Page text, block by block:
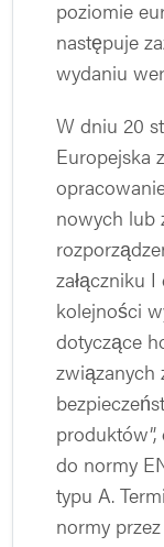
poziomie
następuje
wydaniu
W dniu 20
Europejska
nowych lub
załączniku
kolejności
dotyczące
związanych
do normy
typu A.
normy